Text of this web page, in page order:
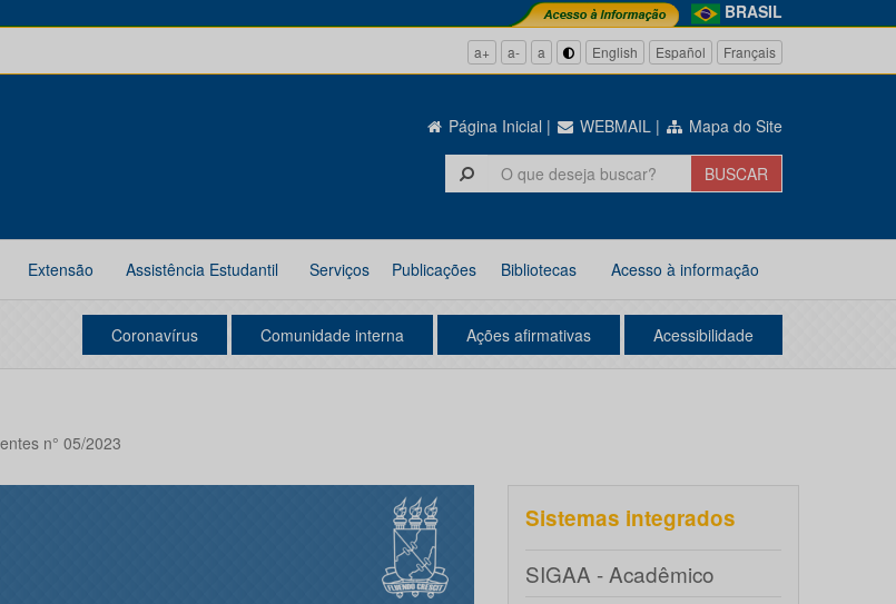
BRASIL
a+ a- a English Español Français
Página Inicial | WEBMAIL | Mapa do Site
Extensão Assistência Estudantil Serviços Publicações Bibliotecas Acesso à informação
Coronavírus Comunidade interna Ações afirmativas Acessibilidade
n° 05/2023
Sistemas integrados
SIGAA - Acadêmico